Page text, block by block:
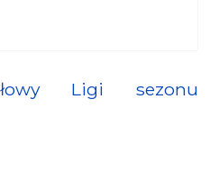
Ligi sezonu